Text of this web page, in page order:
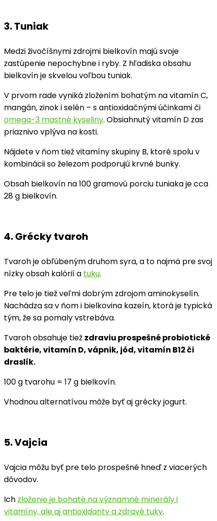
3. Tuniak
Medzi živočíšnymi zdrojmi bielkovín majú svoje
zastúpenie nepochybne i ryby. Z hľadiska obsahu
bielkovín je skvelou voľbou tuniak.
V prvom rade vyniká zložením bohatým na vitamín C,
mangán, zinok i selén – s antioxidačnými účinkami či
omega-3 mastné kyseliny. Obsiahnutý vitamín D zas
priaznivo vplýva na kosti.
Nájdete v ňom tiež vitamíny skupiny B, ktoré spolu v
kombinácii so železom podporujú krvné bunky.
Obsah bielkovín na 100 gramovú porciu tuniaka je cca
28 g bielkovín.
4. Grécky tvaroh
Tvaroh je obľúbeným druhom syra, a to najmä pre svoj
nízky obsah kalórií a tuku.
Pre telo je tiež veľmi dobrým zdrojom aminokyselín.
Nachádza sa v ňom i bielkovina kazeín, ktorá je typická
tým, že sa pomaly vstrebáva.
Tvaroh obsahuje tiež zdraviu prospešné probiotické
baktérie, vitamín D, vápnik, jód, vitamín B12 či
draslík.
100 g tvarohu = 17 g bielkovín.
Vhodnou alternatívou môže byť aj grécky jogurt.
5. Vajcia
Vajcia môžu byť pre telo prospešné hneď z viacerých
dôvodov.
Ich zloženie je bohaté na významné minerály i
vitamíny, ale aj antioxidanty a zdravé tuky.